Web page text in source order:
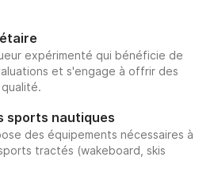
expérimenté qui bénéficie de
et s'engage à offrir des
sports nautiques
des équipements nécessaires à
tractés (wakeboard, skis